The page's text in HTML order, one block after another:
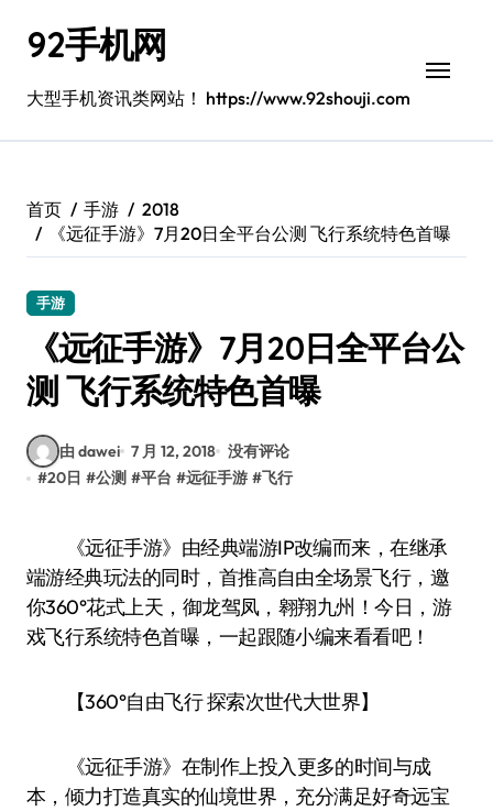
92手机网
大型手机资讯类网站！ https://www.92shouji.com
首页 手游
2018
《远征手游》7月20日全平台公测 飞行系统特色首曝
手游
《远征手游》7月20日全平台公
测 飞行系统特色首曝
由 dawei 7 月 12, 2018 没有评论
#20日 #公测 #平台 #远征手游 #飞行
《远征手游》由经典端游IP改编而来，在继承
端游经典玩法的同时，首推高自由全场景飞行，邀
你360°花式上天，御龙驾凤，翱翔九州！今日，游
戏飞行系统特色首曝，一起跟随小编来看看吧！
【360°自由飞行 探索次世代大世界】
《远征手游》在制作上投入更多的时间与成
本，倾力打造真实的仙境世界，充分满足好奇远宝